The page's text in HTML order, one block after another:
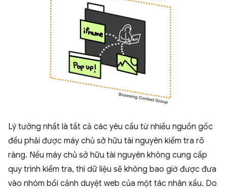
Lý tưởng nhất là tất cả các yêu cầu từ nhiều nguồn gốc
đều phải được máy chủ sở hữu tài nguyên kiểm tra rõ
ràng. Nếu máy chủ sở hữu tài nguyên không cung cấp
quy trình kiểm tra, thì dữ liệu sẽ không bao giờ được đưa
vào nhóm bối cảnh duyệt web của một tác nhân xấu. Do